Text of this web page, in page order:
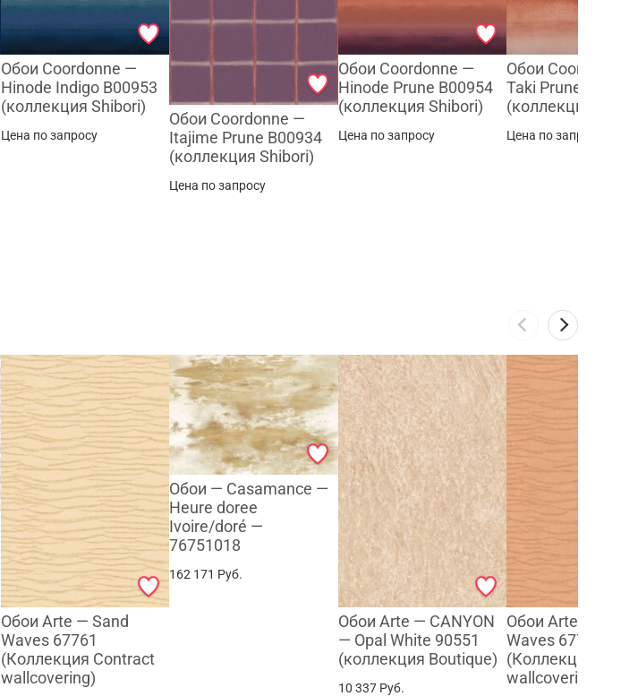
Обои Coordonne —
Hinode Indigo B00953
(коллекция Shibori)
Цена по запросу
Обои Coordonne —
Itajime Prune B00934
(коллекция Shibori)
Цена по запросу
Обои Coordonne —
Hinode Prune B00954
(коллекция Shibori)
Цена по запросу
Обои Coordonne
Taki Prune
(коллекция
Цена по запросу
Обои Arte — Sand
Waves 67761
(Коллекция Contract
wallcovering)
Обои — Casamance —
Heure doree
Ivoire/doré —
76751018
162 171 Руб.
Обои Arte — CANYON
— Opal White 90551
(коллекция Boutique)
10 337 Руб.
Обои Arte — Sand
Waves 67765
(Коллекция
wallcovering)